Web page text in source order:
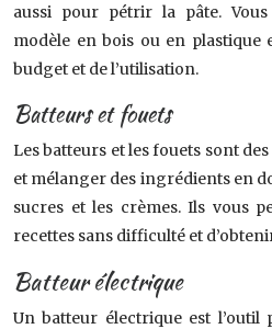
aussi pour pétrir la pâte.
modèle en bois ou en plastique
budget et de l’utilisation.
Batteurs et fouets
Les batteurs et les fouets sont
et mélanger des ingrédients en
sucres et les crèmes. Ils vous
recettes sans difficulté et
Batteur électrique
Un batteur électrique est